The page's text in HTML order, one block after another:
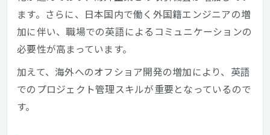
ます。さらに、日本国内で働く外国籍エンジニアの増
加に伴い、職場での英語によるコミュニケーションの
必要性が高まっています。
加えて、海外へのオフショア開発の増加により、英語
でのプロジェクト管理スキルが重要となっているので
す。